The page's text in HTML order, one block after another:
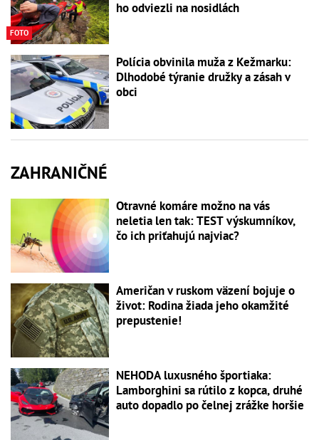
FOTO
ho odviezli na nosidlách
Polícia obvinila muža z Kežmarku:
Dlhodobé týranie družky a zásah v
obci
ZAHRANIČNÉ
Otravné komáre možno na vás
neletia len tak: TEST výskumníkov,
čo ich priťahujú najviac?
Američan v ruskom väzení bojuje o
život: Rodina žiada jeho okamžité
prepustenie!
NEHODA luxusného športiaka:
Lamborghini sa rútilo z kopca, druhé
auto dopadlo po čelnej zrážke horšie